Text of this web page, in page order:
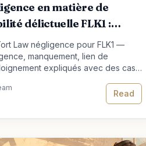
en matière de
délictuelle FLK1 :
et lien de
Law négligence pour FLK1 —
manquement, lien de
expliqués avec des cas
Read